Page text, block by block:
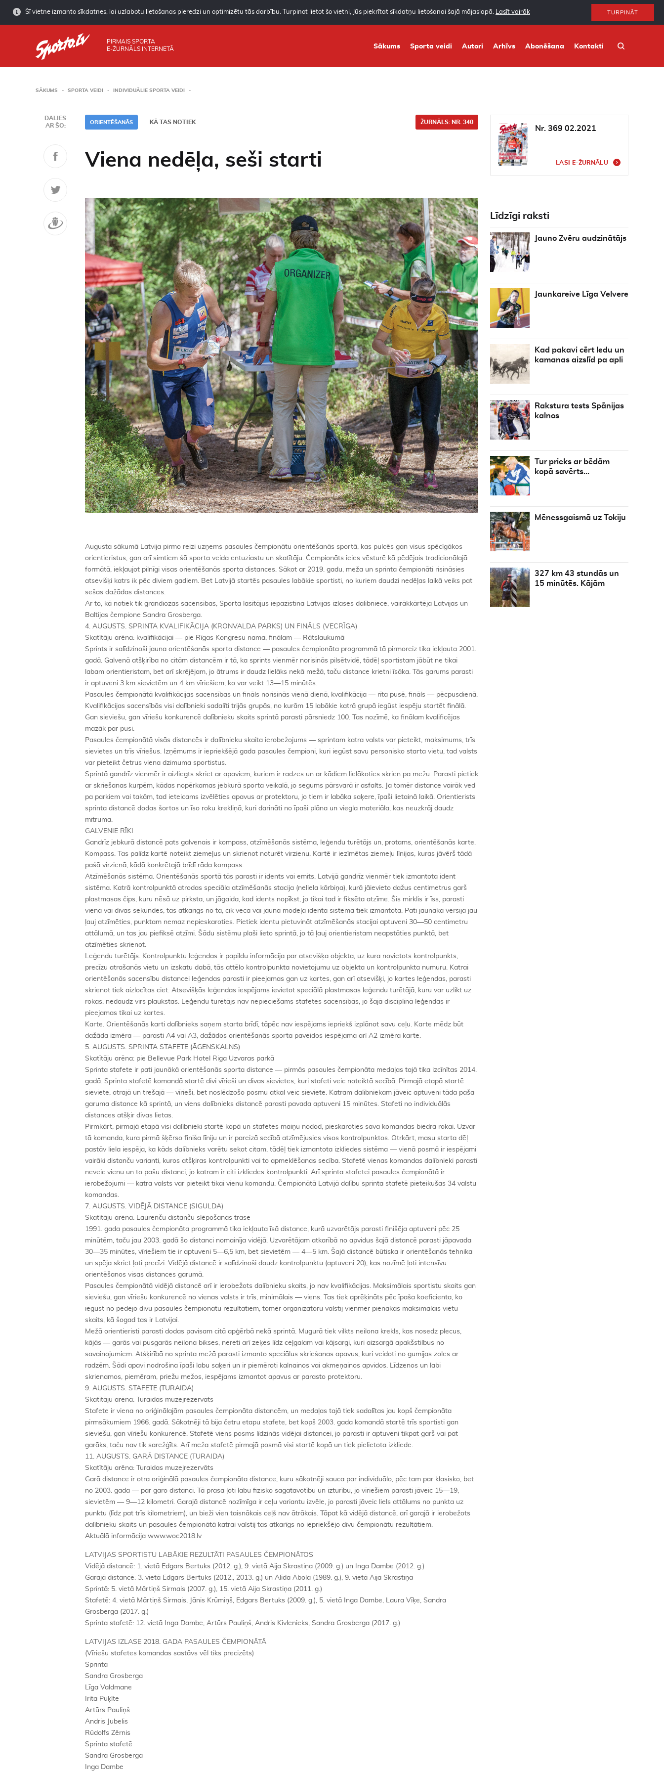
Šī vietne izmanto sīkdatnes, lai uzlabotu lietošanas pieredzi un optimizētu tās darbību. Turpinot lietot šo vietni, Jūs piekrītat sīkdatņu lietošanai šajā mājaslapā. Lasīt vairāk TURPINĀT
PIRMAIS SPORTA
E-ŽURNĀLS INTERNETĀ
Sākums Sporta veidi Autori Arhīvs Abonēšana Kontakti
SĀKUMS SPORTA VEIDI INDIVIDUĀLIE SPORTA VEIDI
DALIES
AR ŠO:
ORIENTĒŠANĀS ŽURNĀLS: NR. 340
KĀ TAS NOTIEK
Viena nedēļa, seši starti
Augusta sākumā Latvija pirmo reizi uzņems pasaules čempionātu orientēšanās sportā, kas pulcēs gan visus spēcīgākos
orientieristus, gan arī simtiem šā sporta veida entuziastu un skatītāju. Čempionāts ieies vēsturē kā pēdējais tradicionālajā
formātā, iekļaujot pilnīgi visas orientēšanās sporta distances. Sākot ar 2019. gadu, meža un sprinta čempionāti risināsies
atsevišķi katrs ik pēc diviem gadiem. Bet Latvijā startēs pasaules labākie sportisti, no kuriem daudzi nedēļas laikā veiks pat
sešas dažādas distances.
Ar to, kā notiek tik grandiozas sacensības, Sporta lasītājus iepazīstina Latvijas izlases dalībniece, vairākkārtēja Latvijas un
Baltijas čempione Sandra Grosberga.
4. AUGUSTS. SPRINTA KVALIFIKĀCIJA (KRONVALDA PARKS) UN FINĀLS (VECRĪGA)
Skatītāju arēna: kvalifikācijai — pie Rīgas Kongresu nama, finālam — Rātslaukumā
Sprints ir salīdzinoši jauna orientēšanās sporta distance — pasaules čempionāta programmā tā pirmoreiz tika iekļauta 2001.
gadā. Galvenā atšķirība no citām distancēm ir tā, ka sprints vienmēr norisinās pilsētvidē, tādēļ sportistam jābūt ne tikai
labam orientieristam, bet arī skrējējam, jo ātrums ir daudz lielāks nekā mežā, taču distance krietni īsāka. Tās garums parasti
ir aptuveni 3 km sievietēm un 4 km vīriešiem, ko var veikt 13—15 minūtēs.
Pasaules čempionātā kvalifikācijas sacensības un fināls norisinās vienā dienā, kvalifikācija — rīta pusē, fināls — pēcpusdienā.
Kvalifikācijas sacensībās visi dalībnieki sadalīti trijās grupās, no kurām 15 labākie katrā grupā iegūst iespēju startēt finālā.
Gan sieviešu, gan vīriešu konkurencē dalībnieku skaits sprintā parasti pārsniedz 100. Tas nozīmē, ka finālam kvalificējas
mazāk par pusi.
Pasaules čempionātā visās distancēs ir dalībnieku skaita ierobežojums — sprintam katra valsts var pieteikt, maksimums, trīs
sievietes un trīs vīriešus. Izņēmums ir iepriekšējā gada pasaules čempioni, kuri iegūst savu personisko starta vietu, tad valsts
var pieteikt četrus viena dzimuma sportistus.
Sprintā gandrīz vienmēr ir aizliegts skriet ar apaviem, kuriem ir radzes un ar kādiem lielākoties skrien pa mežu. Parasti pietiek
ar skriešanas kurpēm, kādas nopērkamas jebkurā sporta veikalā, jo segums pārsvarā ir asfalts. Ja tomēr distance vairāk ved
pa parkiem vai takām, tad ieteicams izvēlēties apavus ar protektoru, jo tiem ir labāka saķere, īpaši lietainā laikā. Orientierists
sprinta distancē dodas šortos un īso roku krekliņā, kuri darināti no īpaši plāna un viegla materiāla, kas neuzkrāj daudz
mitruma.
GALVENIE RĪKI
Gandrīz jebkurā distancē pats galvenais ir kompass, atzīmēšanās sistēma, leģendu turētājs un, protams, orientēšanās karte.
Kompass. Tas palīdz kartē noteikt ziemeļus un skrienot noturēt virzienu. Kartē ir iezīmētas ziemeļu līnijas, kuras jāvērš tādā
pašā virzienā, kādā konkrētajā brīdī rāda kompass.
Atzīmēšanās sistēma. Orientēšanās sportā tās parasti ir idents vai emits. Latvijā gandrīz vienmēr tiek izmantota ident
sistēma. Katrā kontrolpunktā atrodas speciāla atzīmēšanās stacija (neliela kārbiņa), kurā jāievieto dažus centimetrus garš
plastmasas čips, kuru nēsā uz pirksta, un jāgaida, kad idents nopīkst, jo tikai tad ir fiksēta atzīme. Šis mirklis ir īss, parasti
viena vai divas sekundes, tas atkarīgs no tā, cik veca vai jauna modeļa identa sistēma tiek izmantota. Pati jaunākā versija jau
ļauj atzīmēties, punktam nemaz nepieskaroties. Pietiek identu pietuvināt atzīmēšanās stacijai aptuveni 30—50 centimetru
attālumā, un tas jau piefiksē atzīmi. Šādu sistēmu plaši lieto sprintā, jo tā ļauj orientieristam neapstāties punktā, bet
atzīmēties skrienot.
Leģendu turētājs. Kontrolpunktu leģendas ir papildu informācija par atsevišķa objekta, uz kura novietots kontrolpunkts,
precīzu atrašanās vietu un izskatu dabā, tās attēlo kontrolpunkta novietojumu uz objekta un kontrolpunkta numuru. Katrai
orientēšanās sacensību distancei leģendas parasti ir pieejamas gan uz kartes, gan arī atsevišķi, jo kartes leģendas, parasti
skrienot tiek aizlocītas ciet. Atsevišķās leģendas iespējams ievietot speciālā plastmasas leģendu turētājā, kuru var uzlikt uz
rokas, nedaudz virs plaukstas. Leģendu turētājs nav nepieciešams stafetes sacensībās, jo šajā disciplīnā leģendas ir
pieejamas tikai uz kartes.
Karte. Orientēšanās karti dalībnieks saņem starta brīdī, tāpēc nav iespējams iepriekš izplānot savu ceļu. Karte mēdz būt
dažāda izmēra — parasti A4 vai A3, dažādos orientēšanās sporta paveidos iespējama arī A2 izmēra karte.
5. AUGUSTS. SPRINTA STAFETE (ĀGENSKALNS)
Skatītāju arēna: pie Bellevue Park Hotel Riga Uzvaras parkā
Sprinta stafete ir pati jaunākā orientēšanās sporta distance — pirmās pasaules čempionāta medaļas tajā tika izcīnītas 2014.
gadā. Sprinta stafetē komandā startē divi vīrieši un divas sievietes, kuri stafeti veic noteiktā secībā. Pirmajā etapā startē
sieviete, otrajā un trešajā — vīrieši, bet noslēdzošo posmu atkal veic sieviete. Katram dalībniekam jāveic aptuveni tāda paša
garuma distance kā sprintā, un viens dalībnieks distancē parasti pavada aptuveni 15 minūtes. Stafeti no individuālās
distances atšķir divas lietas.
Pirmkārt, pirmajā etapā visi dalībnieki startē kopā un stafetes maiņu nodod, pieskaroties sava komandas biedra rokai. Uzvar
tā komanda, kura pirmā šķērso finiša līniju un ir pareizā secībā atzīmējusies visos kontrolpunktos. Otrkārt, masu starta dēļ
pastāv liela iespēja, ka kāds dalībnieks varētu sekot citam, tādēļ tiek izmantota izkliedes sistēma — vienā posmā ir iespējami
vairāki distanču varianti, kuros atšķiras kontrolpunkti vai to apmeklēšanas secība. Stafetē vienas komandas dalībnieki parasti
neveic vienu un to pašu distanci, jo katram ir citi izkliedes kontrolpunkti. Arī sprinta stafetei pasaules čempionātā ir
ierobežojumi — katra valsts var pieteikt tikai vienu komandu. Čempionātā Latvijā dalību sprinta stafetē pieteikušas 34 valstu
komandas.
7. AUGUSTS. VIDĒJĀ DISTANCE (SIGULDA)
Skatītāju arēna: Laurenču distanču slēpošanas trase
1991. gada pasaules čempionāta programmā tika iekļauta īsā distance, kurā uzvarētājs parasti finišēja aptuveni pēc 25
minūtēm, taču jau 2003. gadā šo distanci nomainīja vidējā. Uzvarētājam atkarībā no apvidus šajā distancē parasti jāpavada
30—35 minūtes, vīriešiem tie ir aptuveni 5—6,5 km, bet sievietēm — 4—5 km. Šajā distancē būtiska ir orientēšanās tehnika
un spēja skriet ļoti precīzi. Vidējā distancē ir salīdzinoši daudz kontrolpunktu (aptuveni 20), kas nozīmē ļoti intensīvu
orientēšanos visas distances garumā.
Pasaules čempionātā vidējā distancē arī ir ierobežots dalībnieku skaits, jo nav kvalifikācijas. Maksimālais sportistu skaits gan
sieviešu, gan vīriešu konkurencē no vienas valsts ir trīs, minimālais — viens. Tas tiek aprēķināts pēc īpaša koeficienta, ko
iegūst no pēdējo divu pasaules čempionātu rezultātiem, tomēr organizatoru valstij vienmēr pienākas maksimālais vietu
skaits, kā šogad tas ir Latvijai.
Mežā orientieristi parasti dodas pavisam citā apģērbā nekā sprintā. Mugurā tiek vilkts neilona krekls, kas nosedz plecus,
kājās — garās vai pusgarās neilona bikses, nereti arī zeķes līdz ceļgalam vai kājsargi, kuri aizsargā apakšstilbus no
savainojumiem. Atšķirībā no sprinta mežā parasti izmanto speciālus skriešanas apavus, kuri veidoti no gumijas zoles ar
radzēm. Šādi apavi nodrošina īpaši labu saķeri un ir piemēroti kalnainos vai akmeņainos apvidos. Līdzenos un labi
skrienamos, piemēram, priežu mežos, iespējams izmantot apavus ar parasto protektoru.
9. AUGUSTS. STAFETE (TURAIDA)
Skatītāju arēna: Turaidas muzejrezervāts
Stafete ir viena no oriģinālajām pasaules čempionāta distancēm, un medaļas tajā tiek sadalītas jau kopš čempionāta
pirmsākumiem 1966. gadā. Sākotnēji tā bija četru etapu stafete, bet kopš 2003. gada komandā startē trīs sportisti gan
sieviešu, gan vīriešu konkurencē. Stafetē viens posms līdzinās vidējai distancei, jo parasti ir aptuveni tikpat garš vai pat
garāks, taču nav tik sarežģīts. Arī meža stafetē pirmajā posmā visi startē kopā un tiek pielietota izkliede.
11. AUGUSTS. GARĀ DISTANCE (TURAIDA)
Skatītāju arēna: Turaidas muzejrezervāts
Garā distance ir otra oriģinālā pasaules čempionāta distance, kuru sākotnēji sauca par individuālo, pēc tam par klasisko, bet
no 2003. gada — par garo distanci. Tā prasa ļoti labu fizisko sagatavotību un izturību, jo vīriešiem parasti jāveic 15—19,
sievietēm — 9—12 kilometri. Garajā distancē nozīmīga ir ceļu variantu izvēle, jo parasti jāveic liels attālums no punkta uz
punktu (līdz pat trīs kilometriem), un bieži vien taisnākais ceļš nav ātrākais. Tāpat kā vidējā distancē, arī garajā ir ierobežots
dalībnieku skaits un pasaules čempionātā katrai valstij tas atkarīgs no iepriekšējo divu čempionātu rezultātiem.
Aktuālā informācija www.woc2018.lv
LATVIJAS SPORTISTU LABĀKIE REZULTĀTI PASAULES ČEMPIONĀTOS
Vidējā distancē: 1. vietā Edgars Bertuks (2012. g.), 9. vietā Aija Skrastiņa (2009. g.) un Inga Dambe (2012. g.)
Garajā distancē: 3. vietā Edgars Bertuks (2012., 2013. g.) un Alīda Ābola (1989. g.), 9. vietā Aija Skrastiņa
Sprintā: 5. vietā Mārtiņš Sirmais (2007. g.), 15. vietā Aija Skrastiņa (2011. g.)
Stafetē: 4. vietā Mārtiņš Sirmais, Jānis Krūmiņš, Edgars Bertuks (2009. g.), 5. vietā Inga Dambe, Laura Vīķe, Sandra
Grosberga (2017. g.)
Sprinta stafetē: 12. vietā Inga Dambe, Artūrs Pauliņš, Andris Kivlenieks, Sandra Grosberga (2017. g.)
LATVIJAS IZLASE 2018. GADA PASAULES ČEMPIONĀTĀ
(Vīriešu stafetes komandas sastāvs vēl tiks precizēts)
Sprintā
Sandra Grosberga
Līga Valdmane
Irita Puķīte
Artūrs Pauliņš
Andris Jubelis
Rūdolfs Zērnis
Sprinta stafetē
Sandra Grosberga
Inga Dambe
Nr. 369 02.2021
LASI E-ŽURNĀLU
Līdzīgi raksti
Jauno Zvēru audzinātājs
Jaunkareive Līga Velvere
Kad pakavi cērt ledu un
kamanas aizslīd pa apli
Rakstura tests Spānijas
kalnos
Tur prieks ar bēdām
kopā savērts…
Mēnessgaismā uz Tokiju
327 km 43 stundās un
15 minūtēs. Kājām